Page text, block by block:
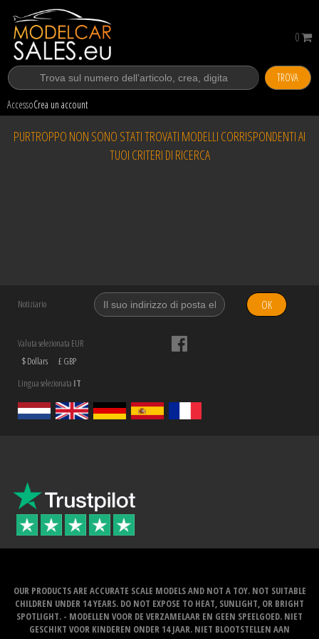
TROVA
AccessoCrea un account
0
PURTROPPO NON SONO STATI TROVATI MODELLI CORRISPONDENTI AI
TUOI CRITERI DI RICERCA
Notiziario OK
Valuta selezionata EUR
$ Dollars
£ GBP
Lingua selezionata IT
OUR PRODUCTS ARE ACCURATE SCALE MODELS AND NOT A TOY. NOT SUITABLE
CHILDREN UNDER 14 YEARS. DO NOT EXPOSE TO HEAT, SUNLIGHT, OR BRIGHT
SPOTLIGHT. - MODELLEN VOOR DE VERZAMELAAR EN GEEN SPEELGOED. NIET
GESCHIKT VOOR KINDEREN ONDER 14 JAAR. NIET BLOOTSTELLEN AAN